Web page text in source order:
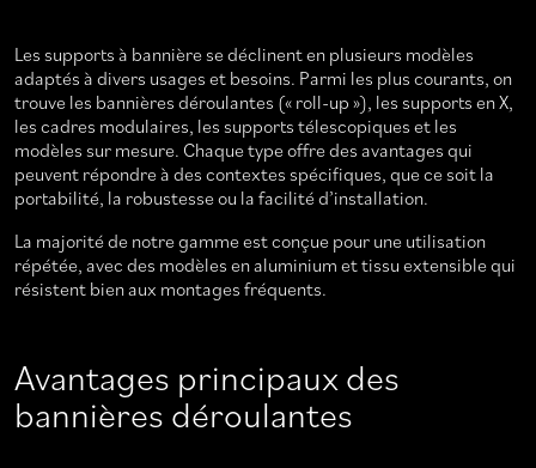
Les supports à bannière se déclinent en plusieurs modèles
adaptés à divers usages et besoins. Parmi les plus courants, on
trouve les bannières déroulantes (« roll-up »), les supports en X,
les cadres modulaires, les supports télescopiques et les
modèles sur mesure. Chaque type offre des avantages qui
peuvent répondre à des contextes spécifiques, que ce soit la
portabilité, la robustesse ou la facilité d’installation.
La majorité de notre gamme est conçue pour une utilisation
répétée, avec des modèles en aluminium et tissu extensible qui
résistent bien aux montages fréquents.
Avantages principaux des
bannières déroulantes